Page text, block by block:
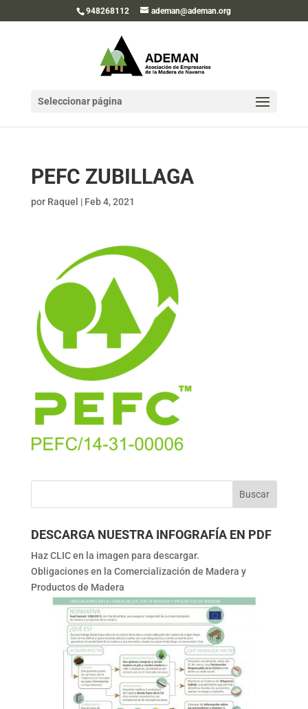
948268112 ademan@ademan.org
Seleccionar página
PEFC ZUBILLAGA
por Raquel | Feb 4, 2021
DESCARGA NUESTRA INFOGRAFÍA EN PDF
Haz CLIC en la imagen para descargar.
Obligaciones en la Comercialización de Madera y
Productos de Madera